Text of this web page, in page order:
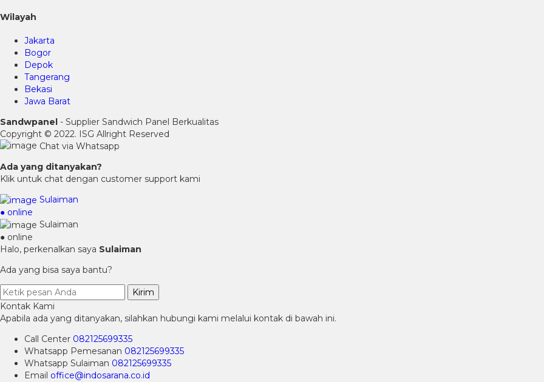
Wilayah
Jakarta
Bogor
Depok
Tangerang
Bekasi
Jawa Barat
Sandwpanel - Supplier Sandwich Panel Berkualitas
Copyright © 2022. ISG Allright Reserved
Chat via Whatsapp
Ada yang ditanyakan?
Klik untuk chat dengan customer support kami
Sulaiman
● online
Sulaiman
● online
Halo, perkenalkan saya Sulaiman
Ada yang bisa saya bantu?
Kirim
Kontak Kami
Apabila ada yang ditanyakan, silahkan hubungi kami melalui kontak di bawah ini.
Call Center 082125699335
Whatsapp Pemesanan 082125699335
Whatsapp Sulaiman 082125699335
Email office@indosarana.co.id